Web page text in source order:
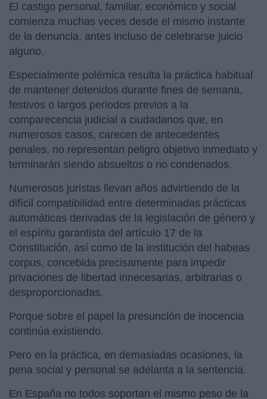
El castigo personal, familiar, económico y social
comienza muchas veces desde el mismo instante
de la denuncia, antes incluso de celebrarse juicio
alguno.
Especialmente polémica resulta la práctica habitual
de mantener detenidos durante fines de semana,
festivos o largos periodos previos a la
comparecencia judicial a ciudadanos que, en
numerosos casos, carecen de antecedentes
penales, no representan peligro objetivo inmediato y
terminarán siendo absueltos o no condenados.
Numerosos juristas llevan años advirtiendo de la
difícil compatibilidad entre determinadas prácticas
automáticas derivadas de la legislación de género y
el espíritu garantista del artículo 17 de la
Constitución, así como de la institución del habeas
corpus, concebida precisamente para impedir
privaciones de libertad innecesarias, arbitrarias o
desproporcionadas.
Porque sobre el papel la presunción de inocencia
continúa existiendo.
Pero en la práctica, en demasiadas ocasiones, la
pena social y personal se adelanta a la sentencia.
En España no todos soportan el mismo peso de la